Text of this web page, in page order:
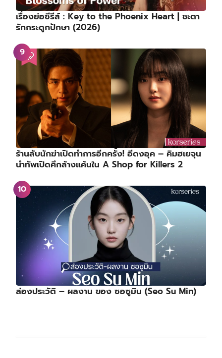
เรื่องย่อซีรีส์ : Key to the Phoenix Heart | ชะตา
รักกระดูกปักษา (2026)
ร้านลับนักฆ่าเปิดทำการอีกครั้ง! อีดงอุค – คิมฮเยจุน
นำทัพเปิดศึกล้างแค้นใน A Shop for Killers 2
ส่องประวัติ – ผลงาน ของ ซอซูมิน (Seo Su Min)